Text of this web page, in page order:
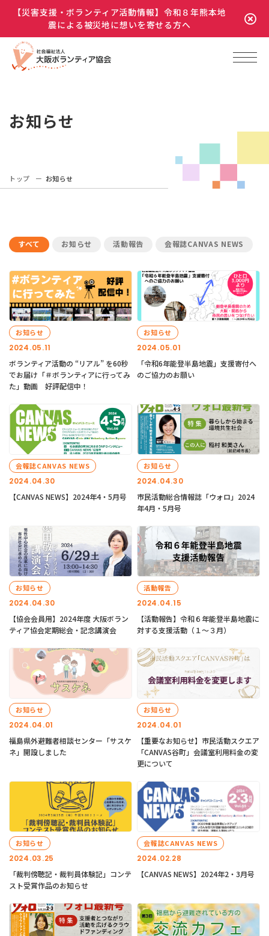
【災害支援・ボランティア活動情報】令和８年熊本地
震による被災地に想いを寄せる方へ
お知らせ
トップ お知らせ
すべて お知らせ 活動報告 会報誌CANVAS NEWS
2024.05.11
お知らせ
ボランティア活動の “リアル” を60秒
でお届け「＃ボランティアに行ってみ
た」動画 好評配信中！
2024.05.01
お知らせ
「令和6年能登半島地震」支援寄付へ
のご協力のお願い
2024.04.30
会報誌CANVAS NEWS
【CANVAS NEWS】2024年4・5月号
2024.04.30
お知らせ
市民活動総合情報誌「ウォロ」2024
年4月・5月号
2024.04.30
お知らせ
【協会会員用】2024年度 大阪ボラン
ティア協会定期総会・記念講演会
2024.04.15
活動報告
【活動報告】令和６年能登半島地震に
対する支援活動（１〜３月）
2024.04.01
お知らせ
福島県外避難者相談センター「サスケ
ネ」開設しました
2024.04.01
お知らせ
【重要なお知らせ】市民活動スクエア
「CANVAS谷町」会議室利用料金の変
更について
2024.03.25
お知らせ
「裁判傍聴記・裁判員体験記」コンテ
スト受賞作品のお知らせ
2024.02.28
会報誌CANVAS NEWS
【CANVAS NEWS】2024年2・3月号